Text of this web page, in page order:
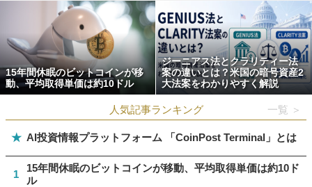
15年間休眠のビットコインが移
動、平均取得単価は約10ドル
ジーニアス法とクラリティー法
案の違いとは？米国の暗号資産2
大法案をわかりやすく解説
人気記事ランキング 一覧 ＞
★ AI投資情報プラットフォーム 「CoinPost Terminal」とは
1
15年間休眠のビットコインが移動、平均取得単価は約10ド
ル